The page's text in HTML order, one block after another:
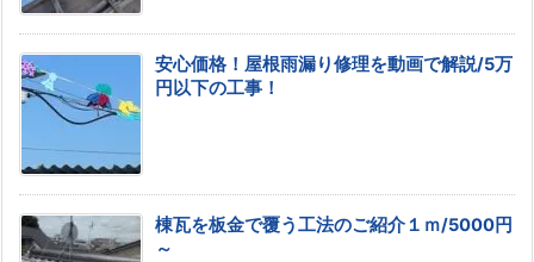
安心価格！屋根雨漏り修理を動画で解説/5万
円以下の工事！
棟瓦を板金で覆う工法のご紹介１ｍ/5000円
～